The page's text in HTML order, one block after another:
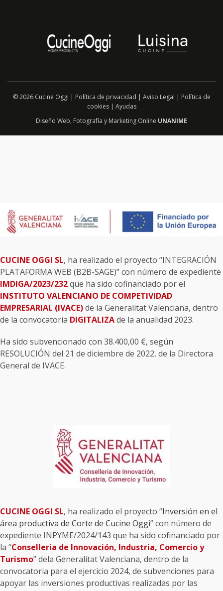
© 2026 Cucine Oggi | Política de privacidad | Aviso Legal | Política de
cookies| Ayudas
Diseño Web, Fotografía y Marketing Online UNANIME
CUCINE OGGI SL, ha realizado el proyecto “INTEGRACIÓN
PLATAFORMA WEB (B2B-SAGE)” con número de expediente
IMDIGA/2023/232que ha sido cofinanciado por el
INSTITUTO VALENCIANO DE COMPETIVIDAD
EMPRESARIAL (IVACE)de la Generalitat Valenciana, dentro
de la convocatoria DIGITALIZAde la anualidad 2023.
Ha sido subvencionado con 38.400,00 €, según
RESOLUCIÓN del 21 de diciembre de 2022, de la Directora
General de IVACE.
CUCINE OGGI SL, ha realizado el proyecto “Inversión en el
área productiva de Corte de Cucine Oggi” con número de
expediente INPYME/2024/143 que ha sido cofinanciado por
la “Conselleria de Innovación, Industria, Comercio y
Turismo” dela Generalitat Valenciana, dentro de la
convocatoria para el ejercicio 2024, de subvenciones para
apoyar las inversiones productivas realizadas por las